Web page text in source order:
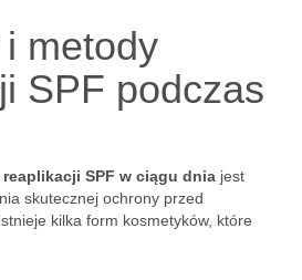
metody
SPF podczas
SPF w ciągu dnia jest
skutecznej ochrony przed
kilka form kosmetyków, które